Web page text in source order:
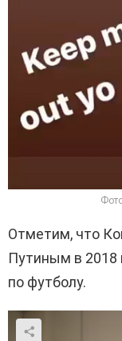
Отметим, что
Путиным в 2018
по футболу.